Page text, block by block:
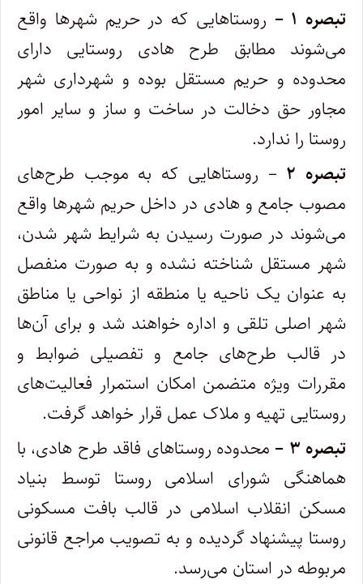
تبصره ۱ –
روستاهایی که در حریم شهرها واقع
می‌شوند مطابق طرح هادی روستایی دارای
محدوده و حریم مستقل بوده و شهرداری شهر
مجاور حق دخالت در ساخت و ساز و سایر امور
روستا را ندارد.
تبصره ۲
– روستاهایی که به موجب طرح‌های
مصوب جامع و هادی در داخل حریم شهرها واقع
می‌شوند در صورت رسیدن به شرایط شهر شدن،
شهر مستقل شناخته نشده و به صورت منفصل
به عنوان یک ناحیه یا منطقه از نواحی یا مناطق
شهر اصلی تلقی و اداره خواهند شد و برای آن‌ها
در قالب طرح‌های جامع و تفصیلی ضوابط و
مقررات ویژه متضمن امکان استمرار فعالیت‌های
روستایی تهیه و ملاک عمل قرار خواهد گرفت.
تبصره ۳ –
محدوده روستاهای فاقد طرح هادی، با
هماهنگی شورای اسلامی روستا توسط بنیاد
مسکن انقلاب اسلامی در قالب بافت مسکونی
روستا پیشنهاد گردیده و به تصویب مراجع قانونی
مربوطه در استان می‌رسد.